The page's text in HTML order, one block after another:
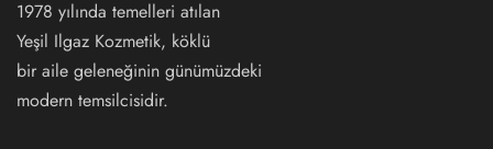
1978 yılında temelleri atılan
Yeşil Ilgaz Kozmetik, köklü
bir aile geleneğinin günümüzdeki
modern temsilcisidir.